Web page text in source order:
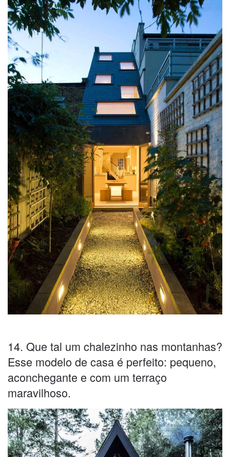
14. Que tal um chalezinho nas montanhas?
Esse modelo de casa é perfeito: pequeno,
aconchegante e com um terraço
maravilhoso.